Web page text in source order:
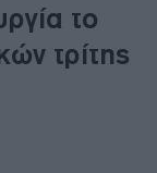
το
τρίτης